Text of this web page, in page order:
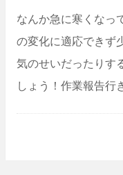
なんか急に寒くなっ
の変化に適応できず
気のせいだったりす
しょう！作業報告行